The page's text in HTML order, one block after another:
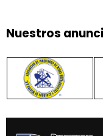
Nuestros